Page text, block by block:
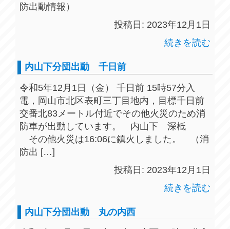
防出動情報）
投稿日: 2023年12月1日
続きを読む
内山下分団出動 千日前
令和5年12月1日（金） 千日前 15時57分入
電，岡山市北区表町三丁目地内，目標千日前
交番北83メートル付近でその他火災のため消
防車が出動しています。 内山下 深柢
その他火災は16:06に鎮火しました。 （消
防出 […]
投稿日: 2023年12月1日
続きを読む
内山下分団出動 丸の内西